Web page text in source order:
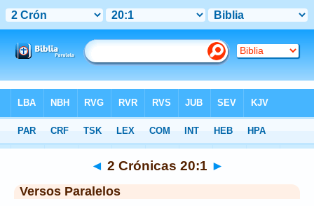
>2 Crónicas Capítulo 20 > Verso 1
◄ 2 Crónicas 20:1 ►
Versos Paralelos